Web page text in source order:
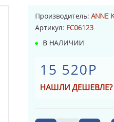
Производитель: ANNE
Артикул: FC06123
В НАЛИЧИИ
15 520Р
НАШЛИ ДЕШЕВЛЕ?